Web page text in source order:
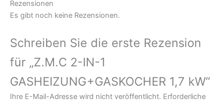
Rezensionen
Es gibt noch keine Rezensionen.
Schreiben Sie die erste Rezension
für „Z.M.C 2-IN-1
GASHEIZUNG+GASKOCHER 1,7 kW“
Ihre E-Mail-Adresse wird nicht veröffentlicht. Erforderliche